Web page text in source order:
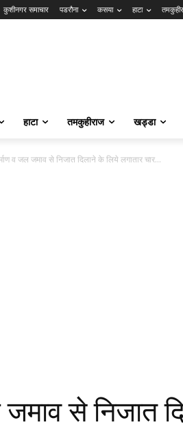
कुशीनगर समाचार पडरौना कसया हाटा
हाटा तमकुहीराज खड्डा
व जल जमाव से निजात दिलाने के लिये लगातार चार...
जमाव से निजात